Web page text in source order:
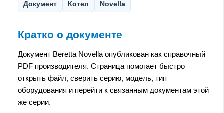
Документ Котел Novella
Кратко о документе
Документ Beretta Novella опубликован как справочный
PDF производителя. Страница помогает быстро
открыть файл, сверить серию, модель, тип
оборудования и перейти к связанным документам этой
же серии.